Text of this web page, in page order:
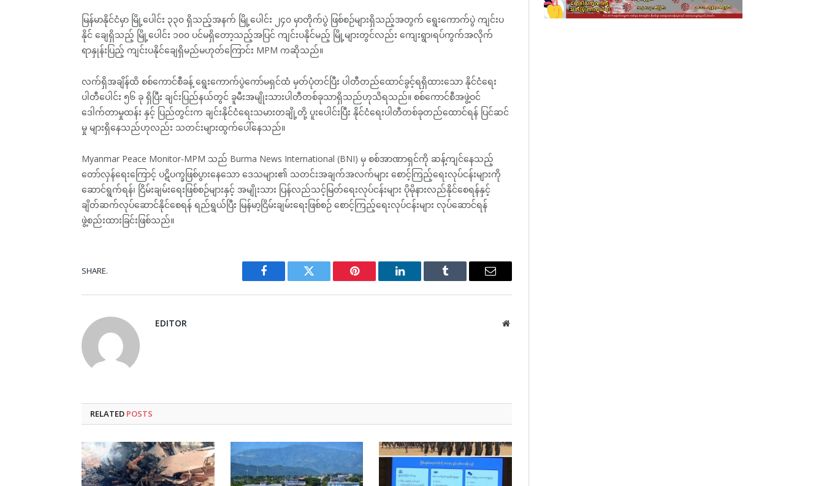
မြန်မာနိုင်ငံမှာ မြို့ပေါင်း ၃၃၀ ရှိသည့်အနက် မြို့ပေါင်း ၂၄၀ မှာတိုက်ပွဲ ဖြစ်စဉ်များရှိသည့်အတွက် ရွေးကောက်ပွဲ ကျင်းပ
နိုင် ချေရှိသည့် မြို့ပေါင်း ၁၀၀ ပင်မရှိတော့သည့်အပြင် ကျင်းပနိုင်မည့် မြို့များတွင်လည်း ကျေးရွာ၊ရပ်ကွက်အလိုက်
ရာနှုန်းပြည့် ကျင်းပနိုင်ချေရှိမည်မဟုတ်ကြောင်း MPM ကဆိုသည်။
လက်ရှိအချိန်ထိ စစ်ကောင်စီခန့် ရွေးကောက်ပွဲကော်မရှင်ထံ မှတ်ပုံတင်ပြီး ပါတီတည်ထောင်ခွင့်ရရှိထားသော နိုင်ငံရေး
ပါတီပေါင်း ၅၆ ခု ရှိပြီး ချင်းပြည်နယ်တွင် ခူမီးအမျိုးသားပါတီတစ်ခုသာရှိသည်ဟုသိရသည်။ စစ်ကောင်စီအဖွဲ့ဝင်
ဒေါက်တာမှုထန်း နှင့် ပြည်တွင်းက ချင်းနိုင်ငံရေးသမားတချို့တို့ ပူးပေါင်းပြီး နိုင်ငံရေးပါတီတစ်ခုတည်ထောင်ရန် ပြင်ဆင်
မှု များရှိနေသည်ဟုလည်း သတင်းများထွက်ပေါ်နေသည်။
Myanmar Peace Monitor-MPM သည် Burma News International (BNI) မှ စစ်အာဏာရှင်ကို ဆန့်ကျင်နေသည့်
တော်လှန်ရေးကြောင့် ပဋိပက္ခဖြစ်ပွားနေသော ဒေသများ၏ သတင်းအချက်အလက်များ စောင့်ကြည့်‌ရေးလုပ်ငန်းများကို
ဆောင်ရွက်ရန်၊ ငြိမ်းချမ်းရေးဖြစ်စဉ်များနှင့် အမျိုးသား ပြန်လည်သင့်မြတ်‌ရေးလုပ်ငန်းများ ပိုမိုနားလည်နိုင်စေရန်နှင့်
ချိတ်ဆက်လုပ်ဆောင်နိုင်စေရန် ရည်ရွယ်ပြီး မြန်မာ့ငြိမ်းချမ်းရေးဖြစ်စဉ် စောင့်ကြည့်‌ရေးလုပ်ငန်းများ လုပ်ဆောင်ရန်
ဖွဲ့စည်းထားခြင်းဖြစ်သည်။
SHARE.
Facebook Twitter Pinterest LinkedIn Tumblr Email
EDITOR Website
RELATED POSTS